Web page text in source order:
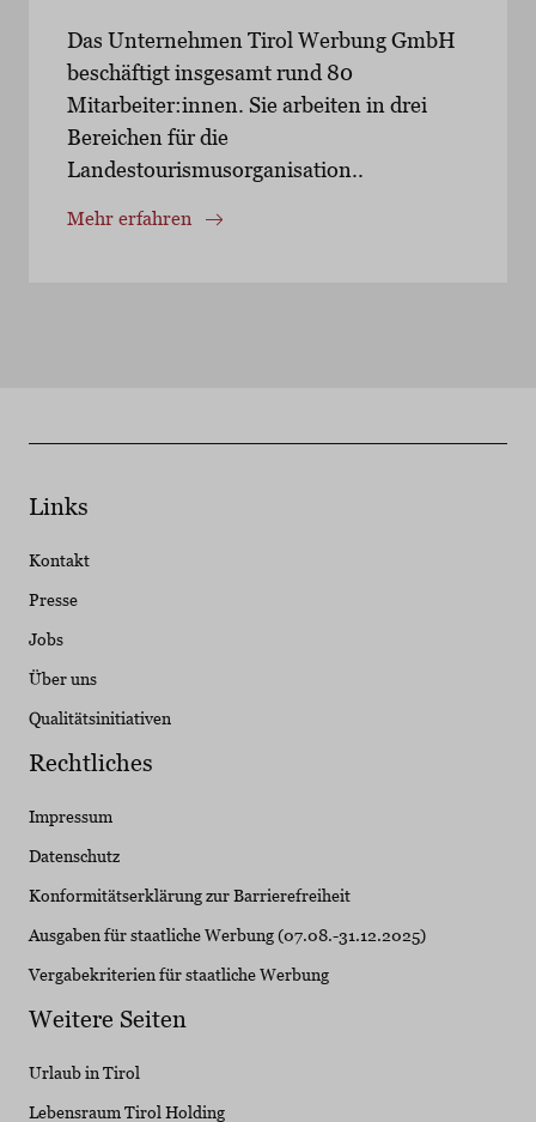
Das Unternehmen Tirol Werbung GmbH
beschäftigt insgesamt rund 80
Mitarbeiter:innen. Sie arbeiten in drei
Bereichen für die
Landestourismusorganisation..
Mehr erfahren
Links
Kontakt
Presse
Jobs
Über uns
Qualitätsinitiativen
Rechtliches
Impressum
Datenschutz
Konformitätserklärung zur Barrierefreiheit
Ausgaben für staatliche Werbung (07.08.-31.12.2025)
Vergabekriterien für staatliche Werbung
Weitere Seiten
Urlaub in Tirol
Lebensraum Tirol Holding